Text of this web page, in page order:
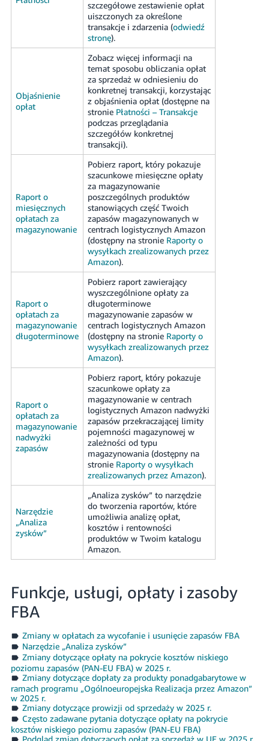
szczegółowe zestawienie opłat
uiszczonych za określone
transakcje i zdarzenia (odwiedź
stronę).
Objaśnienie
opłat
Zobacz więcej informacji na
temat sposobu obliczania opłat
za sprzedaż w odniesieniu do
konkretnej transakcji, korzystając
z objaśnienia opłat (dostępne na
stronie Płatności – Transakcje
podczas przeglądania
szczegółów konkretnej
transakcji).
Raport o
miesięcznych
opłatach za
magazynowanie
Pobierz raport, który pokazuje
szacunkowe miesięczne opłaty
za magazynowanie
poszczególnych produktów
stanowiących część Twoich
zapasów magazynowanych w
centrach logistycznych Amazon
(dostępny na stronie Raporty o
wysyłkach zrealizowanych przez
Amazon).
Raport o
opłatach za
magazynowanie
długoterminowe
Pobierz raport zawierający
wyszczególnione opłaty za
długoterminowe
magazynowanie zapasów w
centrach logistycznych Amazon
(dostępny na stronie Raporty o
wysyłkach zrealizowanych przez
Amazon).
Raport o
opłatach za
magazynowanie
nadwyżki
zapasów
Pobierz raport, który pokazuje
szacunkowe opłaty za
magazynowanie w centrach
logistycznych Amazon nadwyżki
zapasów przekraczającej limity
pojemności magazynowej w
zależności od typu
magazynowania (dostępny na
stronie Raporty o wysyłkach
zrealizowanych przez Amazon).
Narzędzie
„Analiza
zysków”
„Analiza zysków” to narzędzie
do tworzenia raportów, które
umożliwia analizę opłat,
kosztów i rentowności
produktów w Twoim katalogu
Amazon.
Funkcje, usługi, opłaty i zasoby
FBA
Zmiany w opłatach za wycofanie i usunięcie zapasów FBA
Narzędzie „Analiza zysków”
Zmiany dotyczące opłaty na pokrycie kosztów niskiego
poziomu zapasów (PAN-EU FBA) w 2025 r.
Zmiany dotyczące dopłaty za produkty ponadgabarytowe w
ramach programu „Ogólnoeuropejska Realizacja przez Amazon”
w 2025 r.
Zmiany dotyczące prowizji od sprzedaży w 2025 r.
Często zadawane pytania dotyczące opłaty na pokrycie
kosztów niskiego poziomu zapasów (PAN-EU FBA)
Podgląd zmian dotyczących opłat za sprzedaż w UE w 2025 r.